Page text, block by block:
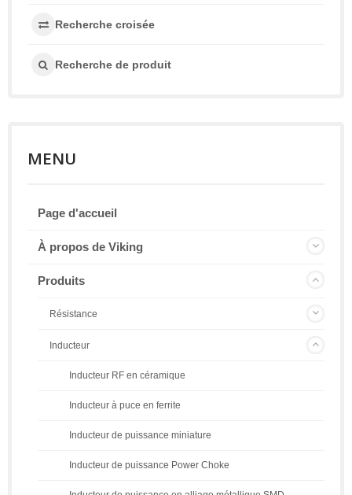
Recherche croisée
Recherche de produit
MENU
Page d'accueil
À propos de Viking
Produits
Résistance
Inducteur
Inducteur RF en céramique
Inducteur à puce en ferrite
Inducteur de puissance miniature
Inducteur de puissance Power Choke